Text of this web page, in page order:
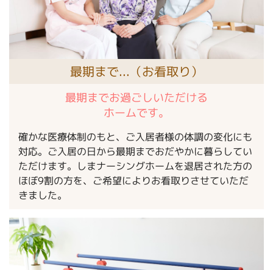
最期まで...（お看取り）
最期までお過ごしいただける
ホームです。
確かな医療体制のもと、ご入居者様の体調の変化にも
対応。ご入居の日から最期までおだやかに暮らしてい
ただけます。しまナーシングホームを退居された方の
ほぼ9割の方を、ご希望によりお看取りさせていただ
きました。